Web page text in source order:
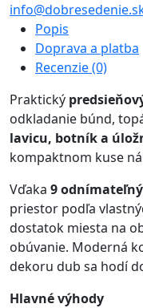
Popis
Doprava a platba
Recenzie (0)
Praktický
odkladanie búnd,
lavicu, botník a
kompaktnom kuse
Vďaka 9
priestor podľa
dostatok miesta na
obúvanie. Moderná
dekoru dub sa hodí
Hlavné výhody